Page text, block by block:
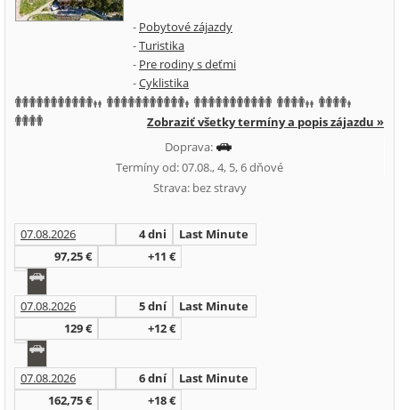
- Pobytové zájazdy
-Turistika
- Pre rodiny s deťmi
-Cyklistika
Zobraziť všetky termíny a popis zájazdu »
Doprava:
Termíny od: 07.08., 4, 5, 6 dňové
Strava: bez stravy
07.08.2026 4 dni
Last Minute
97,25 €
+11 €
07.08.2026 5 dní
Last Minute
129 €
+12 €
07.08.2026 6 dní
Last Minute
162,75 €
+18 €